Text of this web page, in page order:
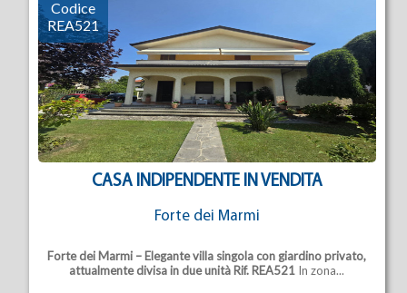
CASA INDIPENDENTE IN VENDITA
Forte dei Marmi
Codice
REA521
Forte dei Marmi – Elegante villa singola con giardino privato,
attualmente divisa in due unità Rif. REA521 In zona...